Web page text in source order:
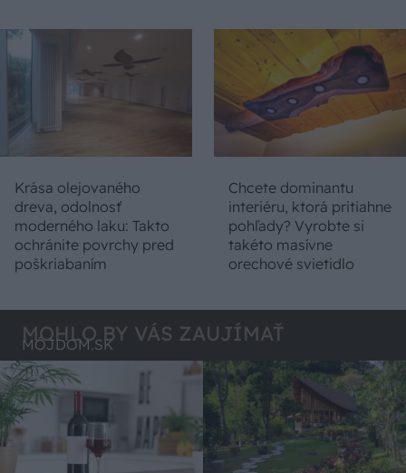
Krása olejovaného
dreva, odolnosť
moderného laku: Takto
ochránite povrchy pred
poškriabaním
Chcete dominantu
interiéru, ktorá pritiahne
pohľady? Vyrobte si
takéto masívne
orechové svietidlo
MOHLO BY VÁS ZAUJÍMAŤ
MÔJDOM.SK